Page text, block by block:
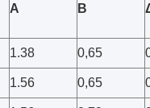
Α Β
1.38 0,65
1.56 0,65